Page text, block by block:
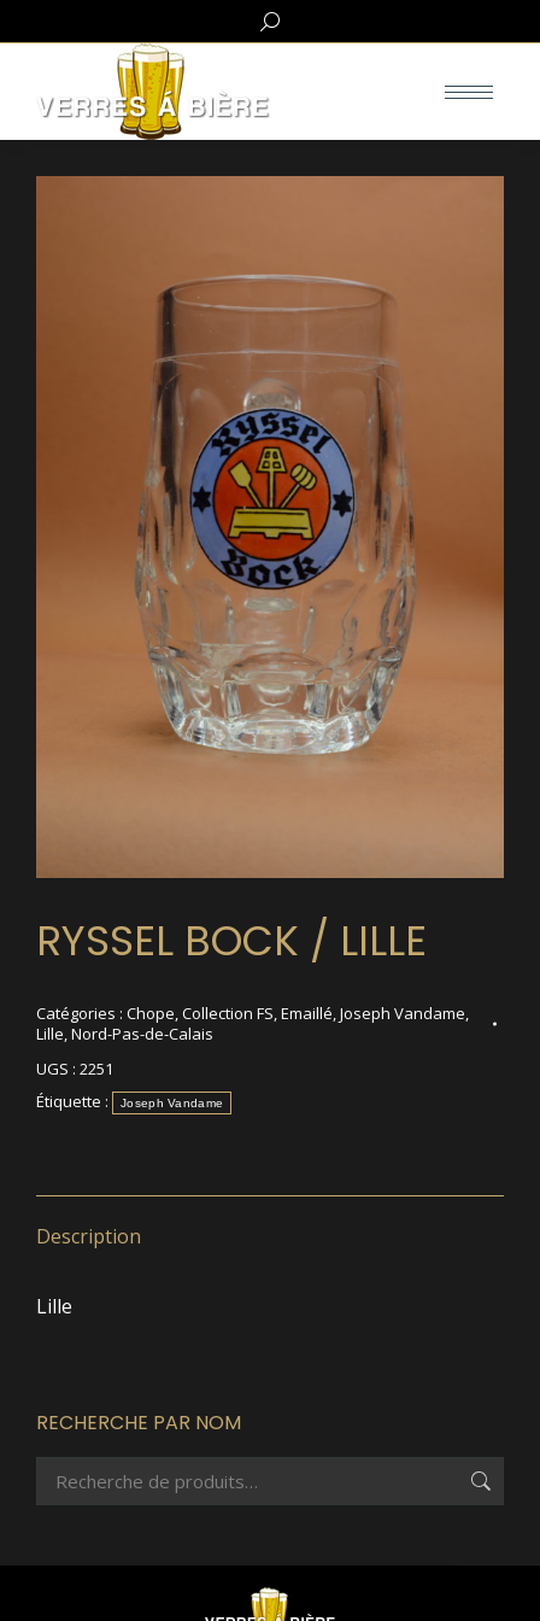
Search:
RYSSEL BOCK / LILLE
Catégories : Chope,Collection FS,Emaillé,Joseph Vandame,
Lille,Nord-Pas-de-Calais
UGS : 2251
Étiquette :
Joseph Vandame
Description
Lille
RECHERCHE PAR NOM